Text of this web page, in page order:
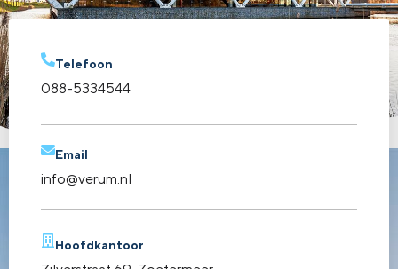
Telefoon
088-5334544
Email
info@verum.nl
Hoofdkantoor